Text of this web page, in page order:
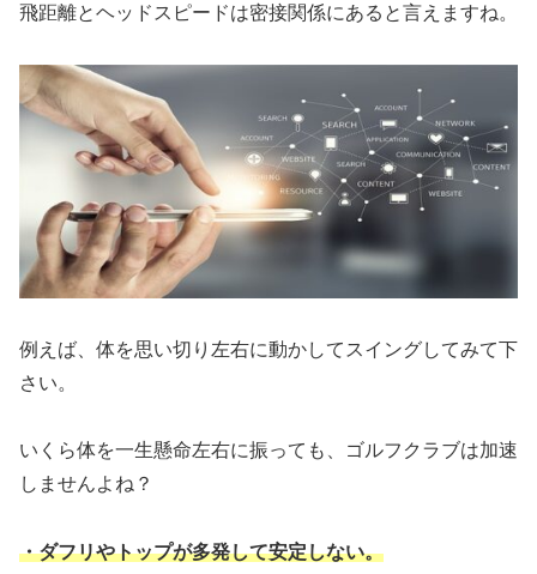
飛距離とヘッドスピードは密接関係にあると言えますね。
例えば、体を思い切り左右に動かしてスイングしてみて下
さい。
いくら体を一生懸命左右に振っても、ゴルフクラブは加速
しませんよね？
・ダフリやトップが多発して安定しない。